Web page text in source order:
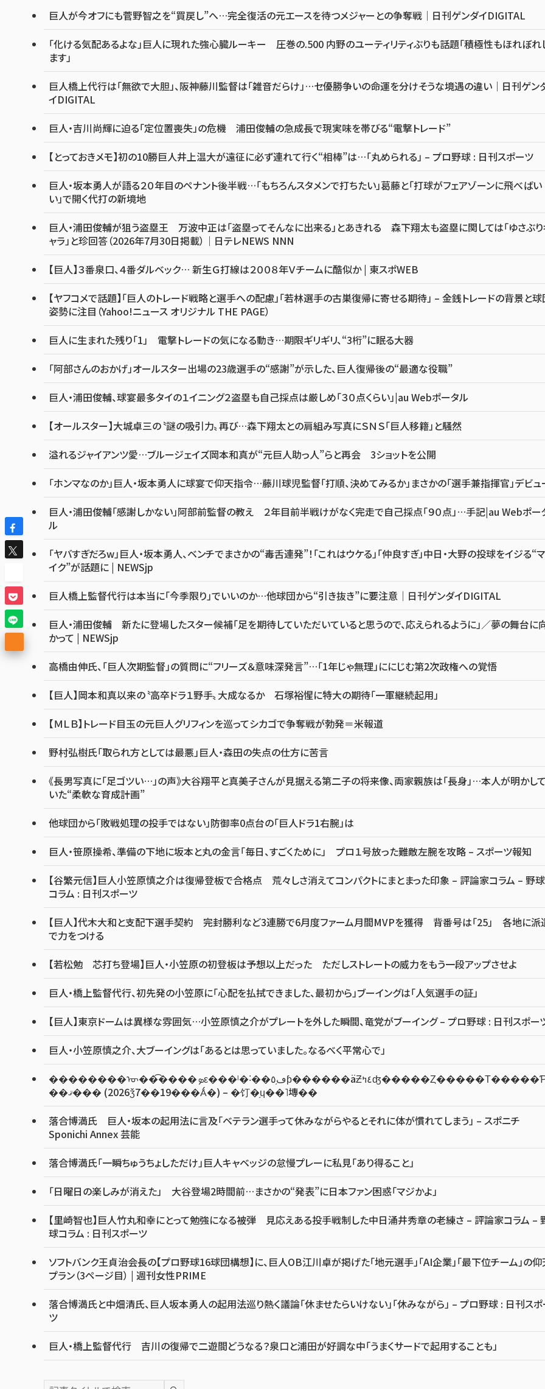
巨人が今オフにも菅野智之を“買戻し”へ…完全復活の元エースを待つメジャーとの争奪戦｜日刊ゲンダイDIGITAL
「化ける気配あるよな」巨人に現れた強心臓ルーキー 圧巻の.500 内野のユーティリティぶりも話題「積極性もほれぼれ
ます」
巨人橋上代行は「無欲で大胆」、阪神藤川監督は「雑音だらけ」…セ優勝争いの命運を分けそうな境遇の違い｜日刊ゲン
イDIGITAL
巨人・吉川尚輝に迫る「定位置喪失」の危機 浦田俊輔の急成長で現実味を帯びる“電撃トレード”
【とっておきメモ】初の10勝巨人井上温大が遠征に必ず連れて行く“相棒”は…「丸められる」 – プロ野球 : 日刊スポーツ
巨人・坂本勇人が語る２０年目のペナント後半戦…「もちろんスタメンで打ちたい」葛藤と「打球がフェアゾーンに飛べばい
い」で開く代打の新境地
巨人・浦田俊輔が狙う盗塁王 万波中正は「盗塁ってそんなに出来る」とあきれる 森下翔太も盗塁に関しては「ゆさぶ
ャラ」と珍回答（2026年7月30日掲載）｜日テレNEWS NNN
【巨人】３番泉口、４番ダルベック… 新生Ｇ打線は２００８年Ｖチームに酷似か | 東スポWEB
【ヤフコメで話題】「巨人のトレード戦略と選手への配慮」「若林選手の古巣復帰に寄せる期待」 – 金銭トレードの背景と
姿勢に注目（Yahoo!ニュース オリジナル THE PAGE）
巨人に生まれた残り「1」 電撃トレードの気になる動き…期限ギリギリ、“3桁”に眠る大器
「阿部さんのおかげ」オールスター出場の23歳選手の“感謝”が示した、巨人復帰後の“最適な役職”
巨人・浦田俊輔、球宴最多タイの１イニング２盗塁も自己採点は厳しめ「３０点くらい」|au Webポータル
【オールスター】大城卓三の〝謎の吸引力〟再び…森下翔太との肩組み写真にＳＮＳ「巨人移籍」と騒然
溢れるジャイアンツ愛…ブルージェイズ岡本和真が“元巨人助っ人”らと再会 3ショットを公開
「ホンマなのか」巨人・坂本勇人に球宴で仰天指令…藤川球児監督「打順、決めてみるか」まさかの「選手兼指揮官」デビュ
巨人・浦田俊輔「感謝しかない」阿部前監督の教え ２年目前半戦けがなく完走で自己採点「９０点」…手記|au Webポー
ル
「ヤバすぎだろw」巨人・坂本勇人、ベンチでまさかの“毒舌連発”！「これはウケる」「仲良すぎ」中日・大野の投球をイジる“マ
イク”が話題に | NEWSjp
巨人橋上監督代行は本当に「今季限り」でいいのか…他球団から“引き抜き”に要注意｜日刊ゲンダイDIGITAL
巨人・浦田俊輔 新たに登場したスター候補「足を期待していただいていると思うので、応えられるように」／夢の舞台に
かって | NEWSjp
高橋由伸氏、「巨人次期監督」の質問に“フリーズ＆意味深発言”…「1年じゃ無理」ににじむ第2次政権への覚悟
【巨人】岡本和真以来の〝高卒ドラ１野手〟大成なるか 石塚裕惺に特大の期待「一軍継続起用」
【ＭＬＢ】トレード目玉の元巨人グリフィンを巡ってシカゴで争奪戦が勃発＝米報道
野村弘樹氏「取られ方としては最悪」巨人・森田の失点の仕方に苦言
《長男写真に「足ゴツい…」の声》大谷翔平と真美子さんが見据える第二子の将来像、両家親族は「長身」…本人が明かし
いた“柔軟な育成計画”
他球団から「敗戦処理の投手ではない」防御率0点台の「巨人ドラ1右腕」は
巨人・笹原操希、準備の下地に坂本と丸の金言「毎日、すごくために」 プロ１号放った難敵左腕を攻略 – スポーツ報知
【谷繁元信】巨人小笠原慎之介は復帰登板で合格点 荒々しさ消えてコンパクトにまとまった印象 – 評論家コラム – 野球
コラム : 日刊スポーツ
【巨人】代木大和と支配下選手契約 完封勝利など3連勝で6月度ファーム月間MVPを獲得 背番号は「25」 各地に派
で力をつける
【若松勉 芯打ち登場】巨人・小笠原の初登板は予想以上だった ただしストレートの威力をもう一段アップさせよ
巨人・橋上監督代行、初先発の小笠原に「心配を払拭できました、最初から」ブーイングは「人気選手の証」
【巨人】東京ドームは異様な雰囲気…小笠原慎之介がプレートを外した瞬間、竜党がブーイング – プロ野球 : 日刊スポー
巨人・小笠原慎之介、大ブーイングは「あるとは思っていました。なるべく平常心で」
��������ᡡ��͡����ܤε���ˡ�˸��ڡ֥٥ƥ������äƵ٤ߤʤ�����Ȥ�����Τ�����Ƥ
��ޤ��� (2026ǯ7��19���Ǻ�) – �饤�֥ɥ��˥塼��
落合博満氏 巨人・坂本の起用法に言及「ベテラン選手って休みながらやるとそれに体が慣れてしまう」 – スポニチ
Sponichi Annex 芸能
落合博満氏「一瞬ちゅうちょしただけ」巨人キャベッジの怠慢プレーに私見「あり得ること」
「日曜日の楽しみが消えた」 大谷登場2時間前…まさかの“発表”に日本ファン困惑「マジかよ」
【里崎智也】巨人竹丸和幸にとって勉強になる被弾 見応えある投手戦制した中日涌井秀章の老練さ – 評論家コラム –
球コラム : 日刊スポーツ
ソフトバンク王貞治会長の【プロ野球16球団構想】に、巨人OB江川卓が掲げた「地元選手」「AI企業」「最下位チーム」の
プラン（3ページ目） | 週刊女性PRIME
落合博満氏と中畑清氏、巨人坂本勇人の起用法巡り熱く議論「休ませたらいけない」「休みながら」 – プロ野球 : 日刊ス
ツ
巨人・橋上監督代行 吉川の復帰で二遊間どうなる？泉口と浦田が好調な中「うまくサードで起用することも」